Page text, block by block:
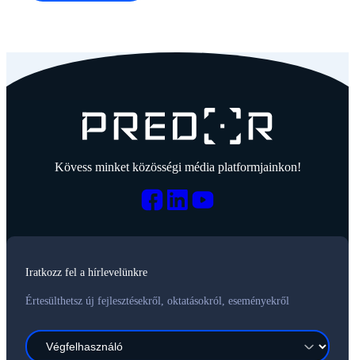
Kövess minket közösségi média platformjainkon!
Iratkozz fel a hírlevelünkre
Értesülthetsz új fejlesztésekről, oktatásokról, eseményekről